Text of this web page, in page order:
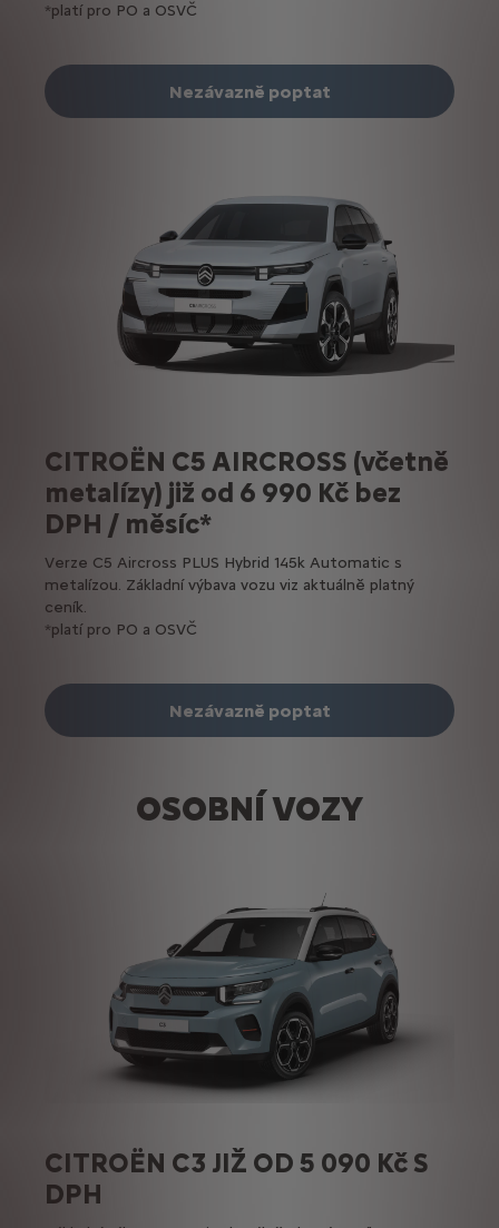
*platí pro PO a OSVČ
Nezávazně poptat
CITROËN C5 AIRCROSS (včetně
metalízy) již od 6 990 Kč bez
DPH / měsíc*
Verze C5 Aircross PLUS Hybrid 145k Automatic s
metalízou. Základní výbava vozu viz aktuálně platný
ceník.
*platí pro PO a OSVČ
Nezávazně poptat
OSOBNÍ VOZY
CITROËN C3 JIŽ OD 5 090 Kč S
DPH